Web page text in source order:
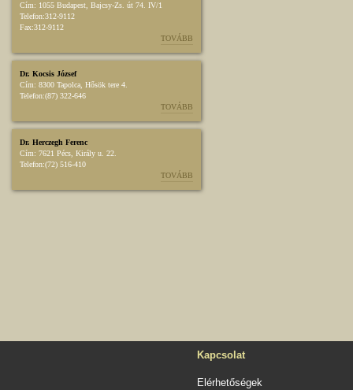
Cím: 1055 Budapest, Bajcsy-Zs. út 74. IV/1
Telefon:312-9112
Fax:312-9112
TOVÁBB
Dr. Kocsis József
Cím: 8300 Tapolca, Hősök tere 4.
Telefon:(87) 322-646
TOVÁBB
Dr. Herczegh Ferenc
Cím: 7621 Pécs, Király u. 22.
Telefon:(72) 516-410
TOVÁBB
Kapcsolat
Elérhetőségek